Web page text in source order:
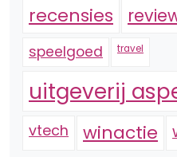
recensies
speelgoed travel
uitgeverij
vtech winactie